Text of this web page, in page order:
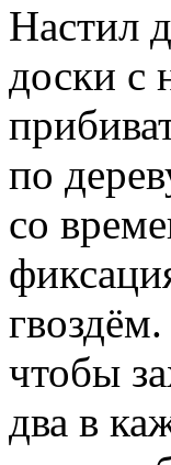
Настил
доски с
по
со
чтобы
два в